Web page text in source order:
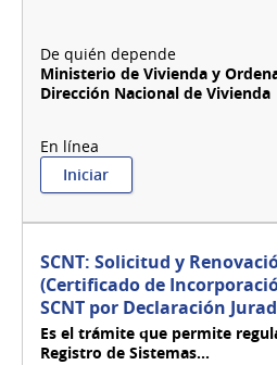
titulares
de
CIR)
Ministerio de Vivienda y
Dirección Nacional de Vivienda
Iniciar:
SCNT:
Obra
de
SCNT
con
CIR
y/o
SCNT: Solicitud y
(Certificado de
SCNT por Declaración
Es el trámite que permite
Registro de Sistemas...